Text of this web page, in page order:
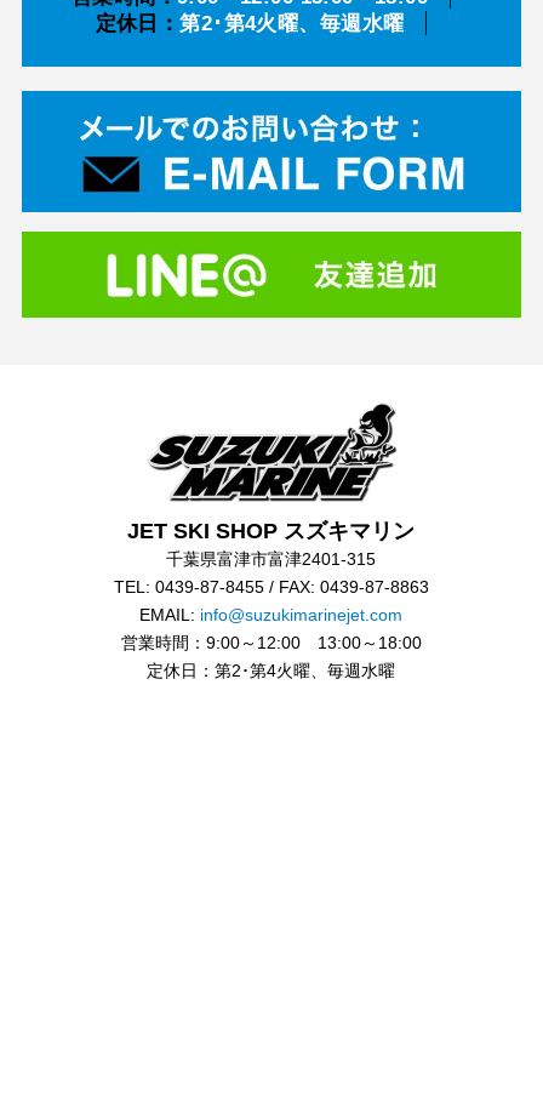
定休日：第2･第4火曜、毎週水曜
JET SKI SHOP スズキマリン
千葉県富津市富津2401-315
TEL: 0439-87-8455 / FAX: 0439-87-8863
EMAIL: info@suzukimarinejet.com
営業時間：9:00～12:00 13:00～18:00
定休日：第2･第4火曜、毎週水曜